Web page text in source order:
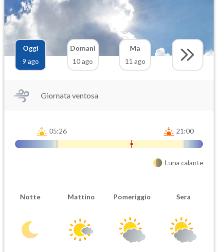
Oggi
9 ago
Domani
10 ago
Ma
11 ago
Giornata ventosa
05:26 21:00
Luna calante
Notte Mattino Pomeriggio Sera